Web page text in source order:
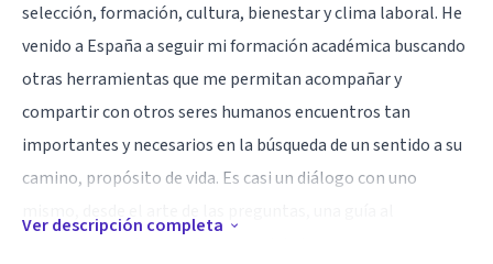
selección, formación, cultura, bienestar y clima laboral. He
venido a España a seguir mi formación académica buscando
otras herramientas que me permitan acompañar y
compartir con otros seres humanos encuentros tan
importantes y necesarios en la búsqueda de un sentido a su
camino, propósito de vida. Es casi un diálogo con uno
Ver descripción completa